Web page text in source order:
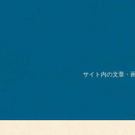
サイト内の文章・